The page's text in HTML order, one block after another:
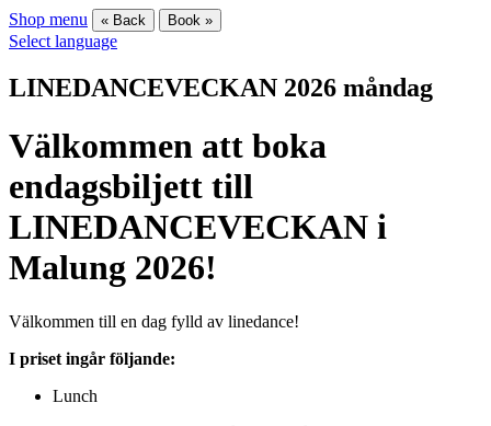
Shop menu « Back Book »
Select language
LINEDANCEVECKAN 2026 måndag
Välkommen att boka
endagsbiljett till
LINEDANCEVECKAN i
Malung 2026!
Välkommen till en dag fylld av linedance!
I priset ingår följande:
Lunch